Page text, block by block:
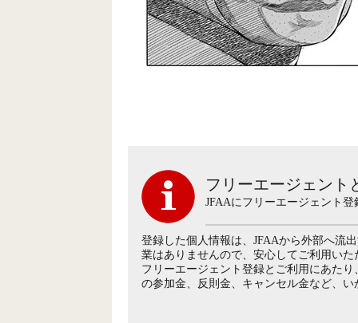
フリーエージェント
JFAAにフリーエージェント
登録した個人情報は、JFAAから外部へ流
業はありませんので、安心してご利用いた
フリーエージェント登録とご利用にあた
の参加金、反則金、キャンセル金など、